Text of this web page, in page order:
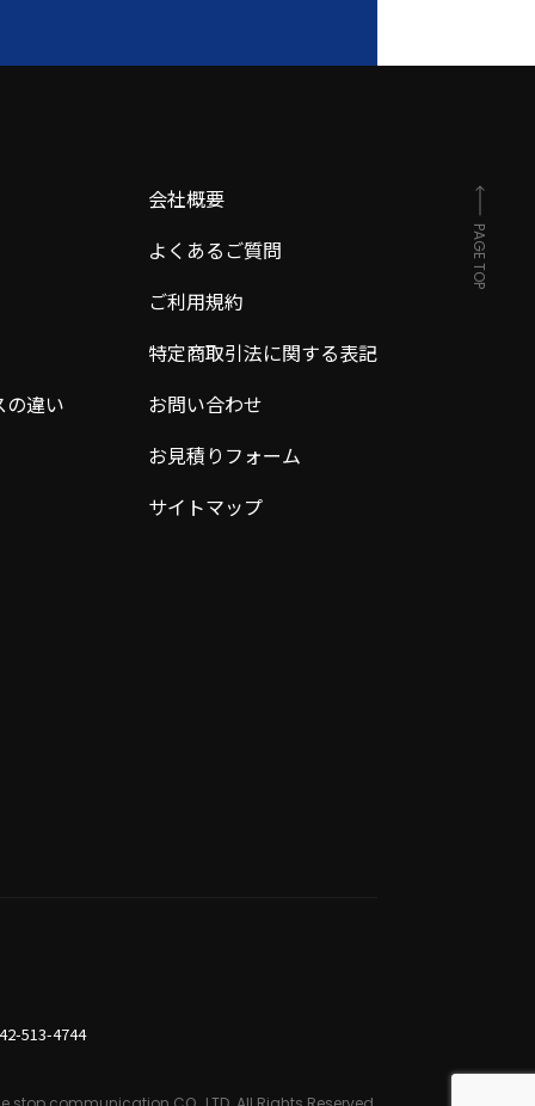
の違い
会社概要
よくあるご質問
ご利用規約
特定商取引法に関する表記
お問い合わせ
お見積りフォーム
サイトマップ
513-4744
PAGE TOP